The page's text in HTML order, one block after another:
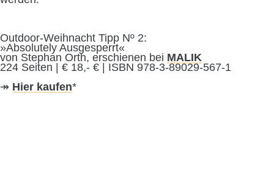
Outdoor-Weihnacht Tipp Nº 2:
»Absolutely Ausgesperrt«
von Stephan Orth, erschienen bei MALIK
224 Seiten | € 18,- € | ISBN 978-3-89029-567-1
↠ Hier kaufen*